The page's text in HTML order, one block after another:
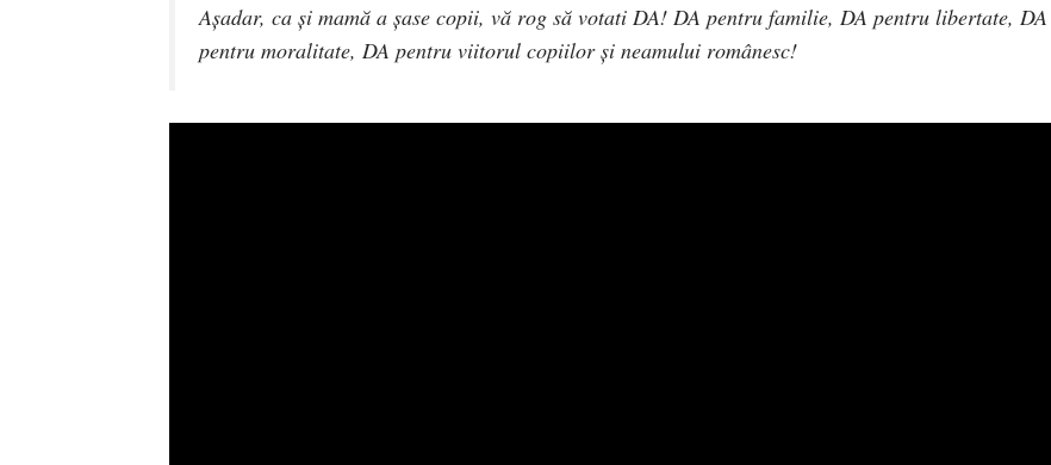
Așadar, ca și mamă a șase copii, vă rog să votati DA! DA pentru familie, DA pentru libertate, DA
pentru moralitate, DA pentru viitorul copiilor și neamului românesc!